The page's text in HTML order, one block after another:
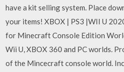
have a kit selling system. Place
your items! XBOX | PS3 |WII U
for Minecraft Console Edition
Wii U, XBOX 360 and PC worlds.
of the Mincecraft console world.